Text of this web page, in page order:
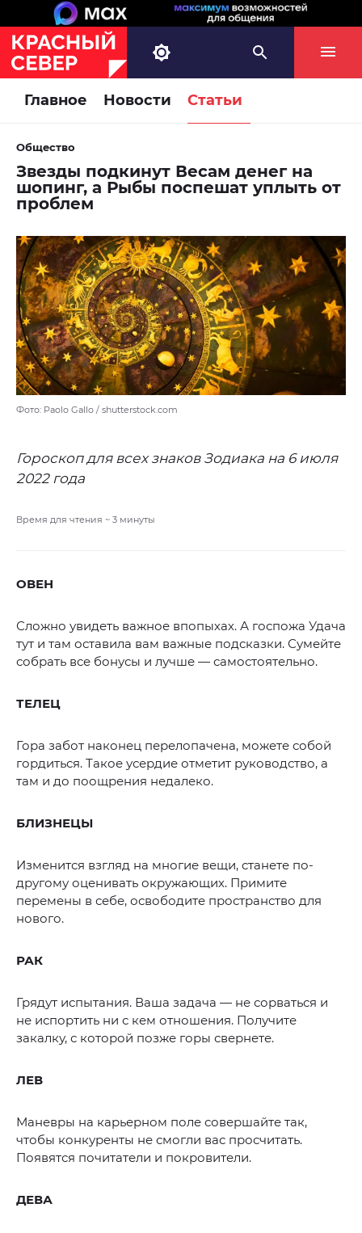
Главное Новости Статьи
Общество
Звезды подкинут Весам денег на
шопинг, а Рыбы поспешат уплыть от
проблем
Фото: Paolo Gallo / shutterstock.com
Гороскоп для всех знаков Зодиака на 6 июля
2022 года
Время для чтения ~ 3 минуты
ОВЕН
Сложно увидеть важное впопыхах. А госпожа Удача
тут и там оставила вам важные подсказки. Сумейте
собрать все бонусы и лучше — самостоятельно.
ТЕЛЕЦ
Гора забот наконец перелопачена, можете собой
гордиться. Такое усердие отметит руководство, а
там и до поощрения недалеко.
БЛИЗНЕЦЫ
Изменится взгляд на многие вещи, станете по-
другому оценивать окружающих. Примите
перемены в себе, освободите пространство для
нового.
РАК
Грядут испытания. Ваша задача — не сорваться и
не испортить ни с кем отношения. Получите
закалку, с которой позже горы свернете.
ЛЕВ
Маневры на карьерном поле совершайте так,
чтобы конкуренты не смогли вас просчитать.
Появятся почитатели и покровители.
ДЕВА